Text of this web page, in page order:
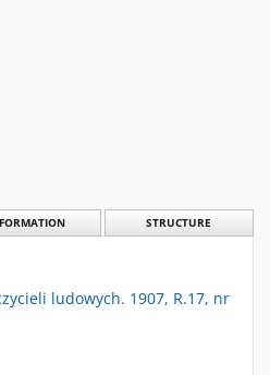
STRUCTURE
ludowych. 1907, R.17, nr